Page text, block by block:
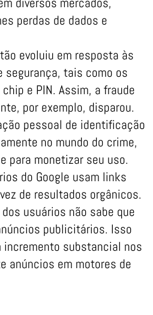
perdas de dados e
evoluiu em resposta às
segurança, tais como os
e PIN. Assim, a fraude
por exemplo, disparou.
pessoal de identificação
no mundo do crime,
para monetizar seu uso.
do Google usam links
de resultados orgânicos.
usuários não sabe que
publicitários. Isso
substancial nos
anúncios em motores de